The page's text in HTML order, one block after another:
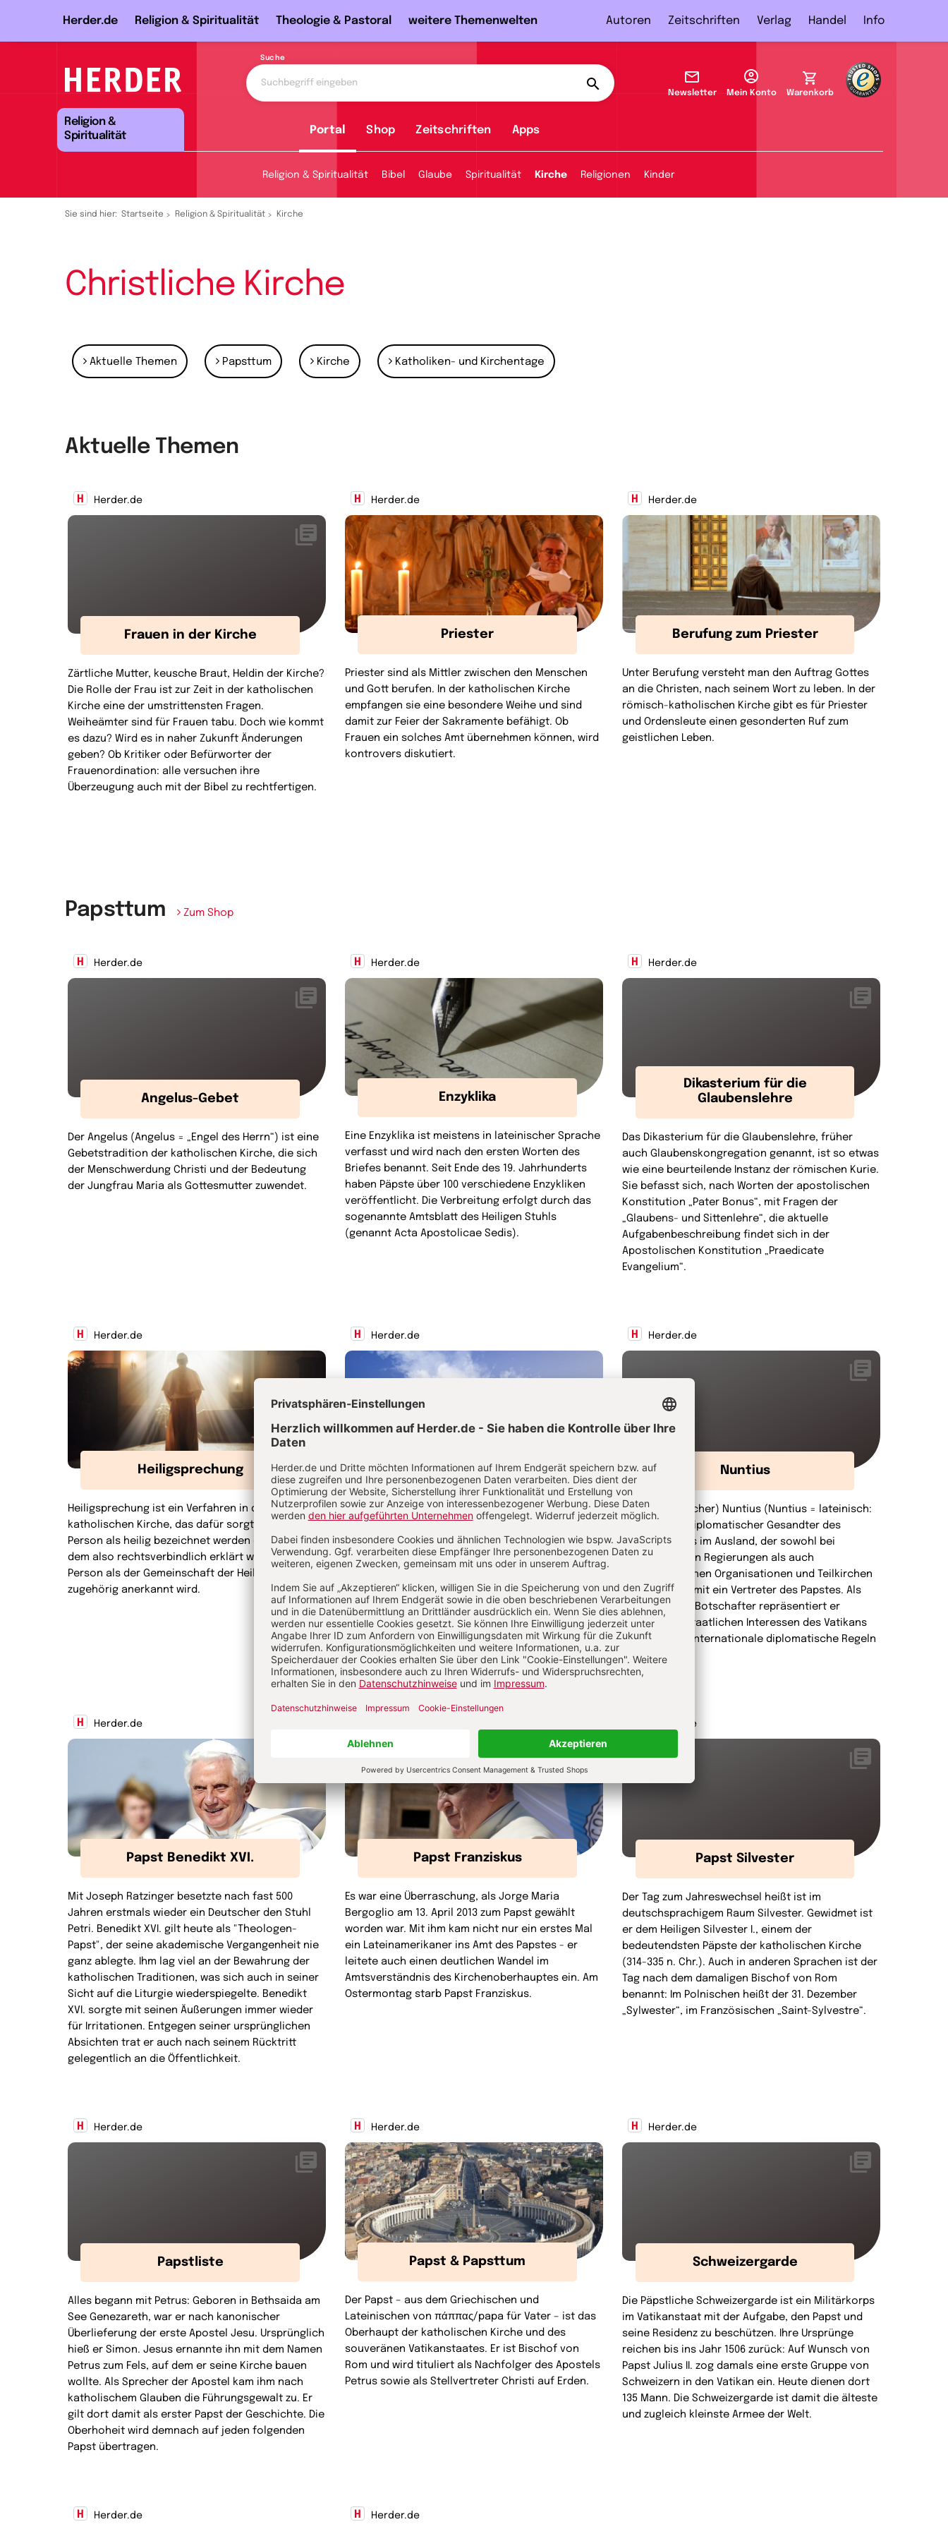
Herder.de Religion & Spiritualität Theologie & Pastoral weitere Themenwelten Autoren Zeitschriften Verlag Handel Info
Suche
Religion &
Spiritualität
Newsletter Mein Konto Warenkorb
Portal Shop Zeitschriften Apps
Religion & Spiritualität Bibel Glaube Spiritualität Kirche Religionen Kinder
Sie sind hier: Startseite Religion & Spiritualität Kirche
Christliche Kirche
Aktuelle Themen Papsttum Kirche Katholiken- und Kirchentage
Aktuelle Themen
Herder.de
Frauen in der Kirche
Zärtliche Mutter, keusche Braut, Heldin der Kirche?
Die Rolle der Frau ist zur Zeit in der katholischen
Kirche eine der umstrittensten Fragen.
Weiheämter sind für Frauen tabu. Doch wie kommt
es dazu? Wird es in naher Zukunft Änderungen
geben? Ob Kritiker oder Befürworter der
Frauenordination: alle versuchen ihre
Überzeugung auch mit der Bibel zu rechtfertigen.
Herder.de
Priester
Priester sind als Mittler zwischen den Menschen
und Gott berufen. In der katholischen Kirche
empfangen sie eine besondere Weihe und sind
damit zur Feier der Sakramente befähigt. Ob
Frauen ein solches Amt übernehmen können, wird
kontrovers diskutiert.
Herder.de
Berufung zum Priester
Unter Berufung versteht man den Auftrag Gottes
an die Christen, nach seinem Wort zu leben. In der
römisch-katholischen Kirche gibt es für Priester
und Ordensleute einen gesonderten Ruf zum
geistlichen Leben.
Papsttum Zum Shop
Herder.de
Angelus-Gebet
Der Angelus (Angelus = „Engel des Herrn“) ist eine
Gebetstradition der katholischen Kirche, die sich
der Menschwerdung Christi und der Bedeutung
der Jungfrau Maria als Gottesmutter zuwendet.
Herder.de
Enzyklika
Eine Enzyklika ist meistens in lateinischer Sprache
verfasst und wird nach den ersten Worten des
Briefes benannt. Seit Ende des 19. Jahrhunderts
haben Päpste über 100 verschiedene Enzykliken
veröffentlicht. Die Verbreitung erfolgt durch das
sogenannte Amtsblatt des Heiligen Stuhls
(genannt Acta Apostolicae Sedis).
Herder.de
Dikasterium für die
Glaubenslehre
Das Dikasterium für die Glaubenslehre, früher
auch Glaubenskongregation genannt, ist so etwas
wie eine beurteilende Instanz der römischen Kurie.
Sie befasst sich, nach Worten der apostolischen
Konstitution „Pater Bonus“, mit Fragen der
„Glaubens- und Sittenlehre“, die aktuelle
Aufgabenbeschreibung findet sich in der
Apostolischen Konstitution „Praedicate
Evangelium“.
Herder.de
Heiligsprechung
Heiligsprechung ist ein Verfahren in der römisch-
katholischen Kirche, das dafür sorgt, dass eine
Person als heilig bezeichnet werden darf - mit
dem also rechtsverbindlich erklärt wird, dass die
Person als der Gemeinschaft der Heiligen
zugehörig anerkannt wird.
Herder.de
Konklave
Wenn ein Papst stirbt, beginnt eine Zeit der
Sedisvakanz und der Blick der katholischen Welt
richtet sich auf das Konklave. Bei dieser geheimen
Wahl entscheiden die Kardinäle über den
nächsten Papst. Woher kommt der Begriff
„Konklave“, wie sind die Abläufe und welche
Anekdoten ranken sich rund um dieses Ereignis
hinter den vatikanischen Mauern?
Herder.de
Nuntius
Ein (Apostolischer) Nuntius (Nuntius = lateinisch:
Bote) ist ein diplomatischer Gesandter des
Heiligen Stuhls im Ausland, der sowohl bei
internationalen Regierungen als auch
nichtöffentlichen Organisationen und Teilkirchen
wirkt. Er ist damit ein Vertreter des Papstes. Als
akkreditierter Botschafter repräsentiert er
zugleich die staatlichen Interessen des Vatikans
und ist so an internationale diplomatische Regeln
gebunden.
Herder.de
Papst Benedikt XVI.
Mit Joseph Ratzinger besetzte nach fast 500
Jahren erstmals wieder ein Deutscher den Stuhl
Petri. Benedikt XVI. gilt heute als "Theologen-
Papst", der seine akademische Vergangenheit nie
ganz ablegte. Ihm lag viel an der Bewahrung der
katholischen Traditionen, was sich auch in seiner
Sicht auf die Liturgie wiederspiegelte. Benedikt
XVI. sorgte mit seinen Äußerungen immer wieder
für Irritationen. Entgegen seiner ursprünglichen
Absichten trat er auch nach seinem Rücktritt
gelegentlich an die Öffentlichkeit.
Papst Franziskus
Es war eine Überraschung, als Jorge Maria
Bergoglio am 13. April 2013 zum Papst gewählt
worden war. Mit ihm kam nicht nur ein erstes Mal
ein Lateinamerikaner ins Amt des Papstes - er
leitete auch einen deutlichen Wandel im
Amtsverständnis des Kirchenoberhauptes ein. Am
Ostermontag starb Papst Franziskus.
Herder.de
Papst Silvester
Der Tag zum Jahreswechsel heißt ist im
deutschsprachigem Raum Silvester. Gewidmet ist
er dem Heiligen Silvester I., einem der
bedeutendsten Päpste der katholischen Kirche
(314-335 n. Chr.). Auch in anderen Sprachen ist der
Tag nach dem damaligen Bischof von Rom
benannt: Im Polnischen heißt der 31. Dezember
„Sylwester“, im Französischen „Saint-Sylvestre“.
Herder.de
Papstliste
Alles begann mit Petrus: Geboren in Bethsaida am
See Genezareth, war er nach kanonischer
Überlieferung der erste Apostel Jesu. Ursprünglich
hieß er Simon. Jesus ernannte ihn mit dem Namen
Petrus zum Fels, auf dem er seine Kirche bauen
wollte. Als Sprecher der Apostel kam ihm nach
katholischem Glauben die Führungsgewalt zu. Er
gilt dort damit als erster Papst der Geschichte. Die
Oberhoheit wird demnach auf jeden folgenden
Papst übertragen.
Herder.de
Papst & Papsttum
Der Papst – aus dem Griechischen und
Lateinischen von πάππας/papa für Vater – ist das
Oberhaupt der katholischen Kirche und des
souveränen Vatikanstaates. Er ist Bischof von
Rom und wird tituliert als Nachfolger des Apostels
Petrus sowie als Stellvertreter Christi auf Erden.
Herder.de
Schweizergarde
Die Päpstliche Schweizergarde ist ein Militärkorps
im Vatikanstaat mit der Aufgabe, den Papst und
seine Residenz zu beschützen. Ihre Ursprünge
reichen bis ins Jahr 1506 zurück: Auf Wunsch von
Papst Julius II. zog damals eine erste Gruppe von
Schweizern in den Vatikan ein. Heute dienen dort
135 Mann. Die Schweizergarde ist damit die älteste
und zugleich kleinste Armee der Welt.
Herder.de Herder.de